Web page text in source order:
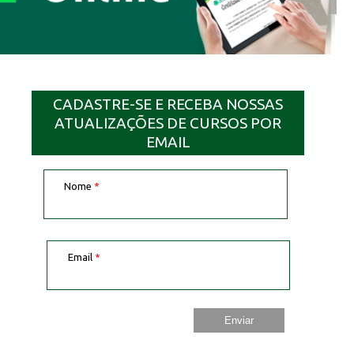
CADASTRE-SE E RECEBA NOSSAS
ATUALIZAÇÕES DE CURSOS POR
EMAIL
Nome *
Email *